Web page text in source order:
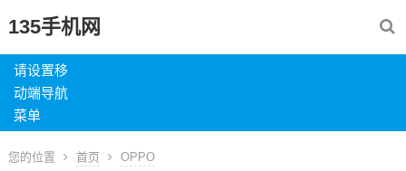
135手机网
请设置移
动端导航
菜单
您的位置 首页 OPPO